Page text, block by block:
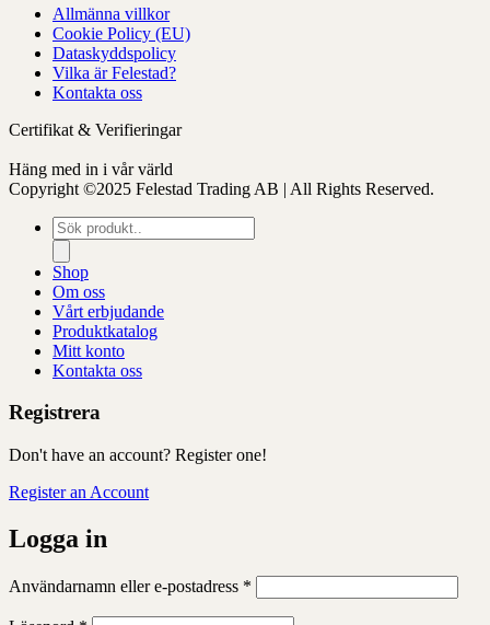
Allmänna villkor
Cookie Policy (EU)
Dataskyddspolicy
Vilka är Felestad?
Kontakta oss
Certifikat & Verifieringar
Häng med in i vår värld
Copyright ©2025 Felestad Trading AB | All Rights Reserved.
Produktsökning
Shop
Om oss
Vårt erbjudande
Produktkatalog
Mitt konto
Kontakta oss
Registrera
Don't have an account? Register one!
Register an Account
Logga in
Användarnamn eller e-postadress *